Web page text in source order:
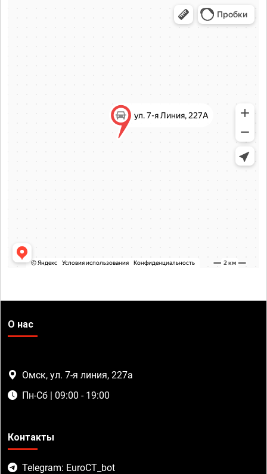
О нас
Омск, ул. 7-я линия, 227а
Пн-Сб | 09:00 - 19:00
Контакты
Telegram: EuroCT_bot